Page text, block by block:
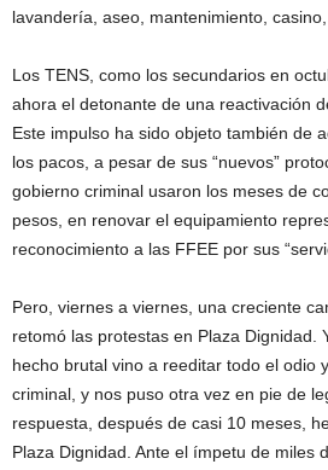
lavandería, aseo, mantenimiento, casino,
Los TENS, como los secundarios en
ahora el detonante de una reactivación
Este impulso ha sido objeto también de
los pacos, a pesar de sus “nuevos”
gobierno criminal usaron los meses de
pesos, en renovar el equipamiento
reconocimiento a las FFEE por sus
Pero, viernes a viernes, una creciente
retomó las protestas en Plaza Dignidad.
hecho brutal vino a reeditar todo el odio
criminal, y nos puso otra vez en pie de
respuesta, después de casi 10 meses,
Plaza Dignidad. Ante el ímpetu de miles